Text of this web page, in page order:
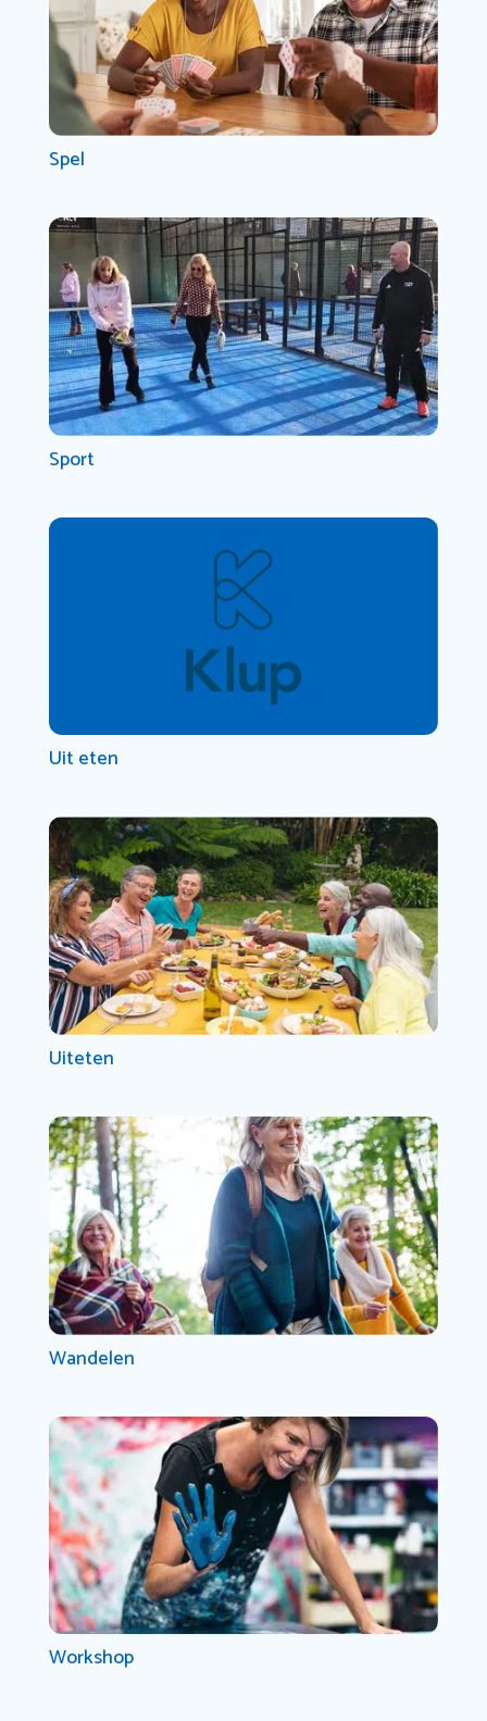
Spel
Sport
Uit eten
Uiteten
Wandelen
Workshop